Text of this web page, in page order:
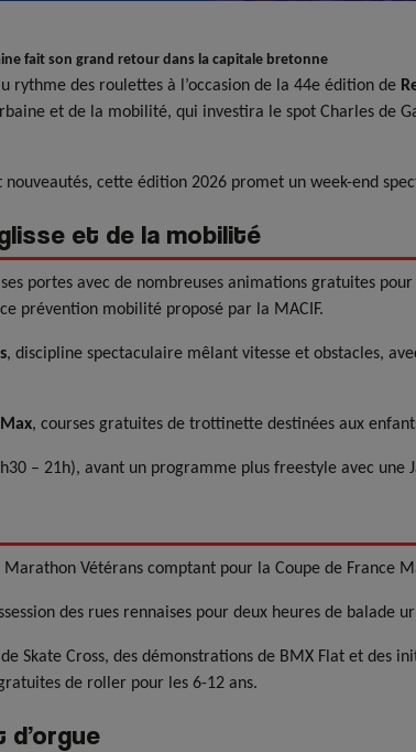
fait son grand retour dans la capitale bretonne
rythme des roulettes à l’occasion de la 44e édition de
et de la mobilité, qui investira le spot Charles de
cette édition 2026 promet un week-end
et de la mobilité
portes avec de nombreuses animations gratuites
prévention mobilité proposé par la MACIF.
, discipline spectaculaire mêlant vitesse et obstacles,
, courses gratuites de trottinette destinées aux
– 21h), avant un programme plus freestyle avec une
Vétérans comptant pour la Coupe de France
des rues rennaises pour deux heures de balade
Skate Cross, des démonstrations de BMX Flat et des
de roller pour les 6-12 ans.